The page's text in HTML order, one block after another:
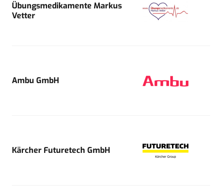
Übungsmedikamente Markus
Vetter
Ambu GmbH
Kärcher Futuretech GmbH